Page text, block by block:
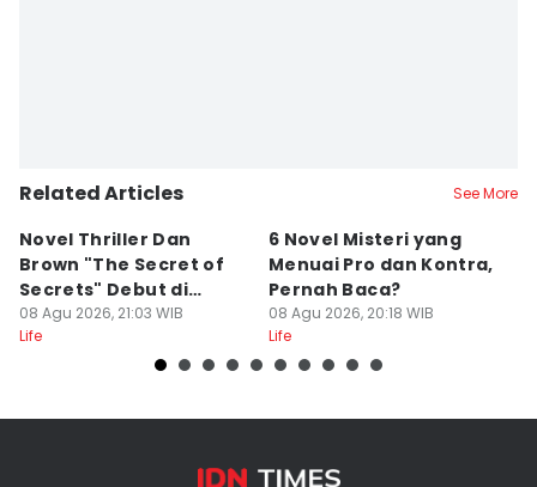
Related Articles See More
Novel Thriller Dan
Brown "The Secret of
Secrets" Debut di
Netflix
08 Agu 2026, 21:03 WIB
Life
6 Novel Misteri yang
Menuai Pro dan Kontra,
Pernah Baca?
08 Agu 2026, 20:18 WIB
Life